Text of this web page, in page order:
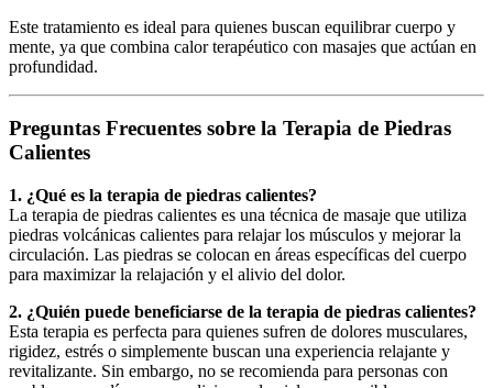
Este tratamiento es ideal para quienes buscan equilibrar cuerpo y
mente, ya que combina calor terapéutico con masajes que actúan en
profundidad.
Preguntas Frecuentes sobre la Terapia de Piedras
Calientes
1. ¿Qué es la terapia de piedras calientes?
La terapia de piedras calientes es una técnica de masaje que utiliza
piedras volcánicas calientes para relajar los músculos y mejorar la
circulación. Las piedras se colocan en áreas específicas del cuerpo
para maximizar la relajación y el alivio del dolor.
2. ¿Quién puede beneficiarse de la terapia de piedras calientes?
Esta terapia es perfecta para quienes sufren de dolores musculares,
rigidez, estrés o simplemente buscan una experiencia relajante y
revitalizante. Sin embargo, no se recomienda para personas con